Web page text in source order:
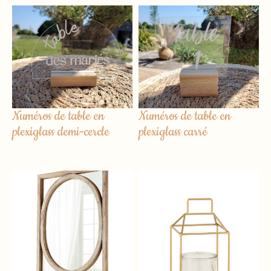
Numéros de table en
plexiglass demi-cercle
Numéros de table en
plexiglass carré